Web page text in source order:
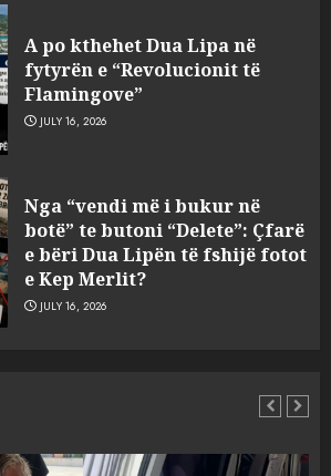
A po kthehet Dua Lipa në
fytyrën e “Revolucionit të
Flamingove”
JULY 16, 2026
Nga “vendi më i bukur në
botë” te butoni “Delete”: Çfarë
e bëri Dua Lipën të fshijë fotot
e Kep Merlit?
JULY 16, 2026
degjeneron në zjarrvënie në
Vlorë, arrestohet 33-vjeçari
(VIDEO)
AUGUST 7, 2026
narkotike!